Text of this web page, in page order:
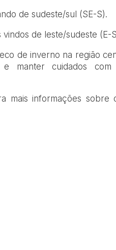
de sudeste/sul (SE-S).
de leste/sudeste (E-
de inverno na região
manter cuidados com
mais informações sobre